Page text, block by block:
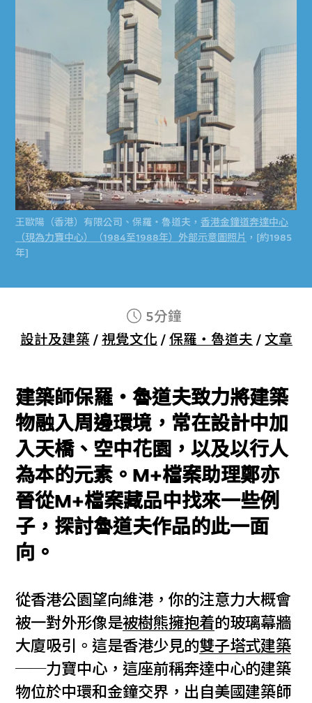
王歐陽（香港）有限公司、保羅‧魯道夫，香港金鐘道奔達中心
（現為力寶中心）（1984至1988年）外部示意圖照片 ，[約1985
年]
5分鐘
設計及建築 / 視覺文化 / 保羅‧魯道夫 / 文章
建築師保羅‧魯道夫致力將建築
物融入周邊環境，常在設計中加
入天橋、空中花園，以及以行人
為本的元素。M+檔案助理鄭亦
晉從M+檔案藏品中找來一些例
子，探討魯道夫作品的此一面
向。
從香港公園望向維港，你的注意力大概會
被一對外形像是被樹熊擁抱着的玻璃幕牆
大廈吸引。這是香港少見的雙子塔式建築
──力寶中心，這座前稱奔達中心的建築
物位於中環和金鐘交界，出自美國建築師